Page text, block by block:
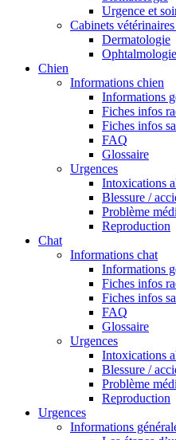
Urgence et
Cabinets vétérinaires
Dermatologie
Ophtalmologie
Chien
Informations chien
Informations
Fiches infos
Fiches infos
FAQ
Glossaire
Urgences
Intoxications
Blessure /
Problème
Reproduction
Chat
Informations chat
Informations
Fiches infos
Fiches infos
FAQ
Glossaire
Urgences
Intoxications
Blessure /
Problème
Reproduction
Urgences
Informations